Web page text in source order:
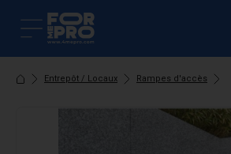
Entrepôt / Locaux Rampes d'accès